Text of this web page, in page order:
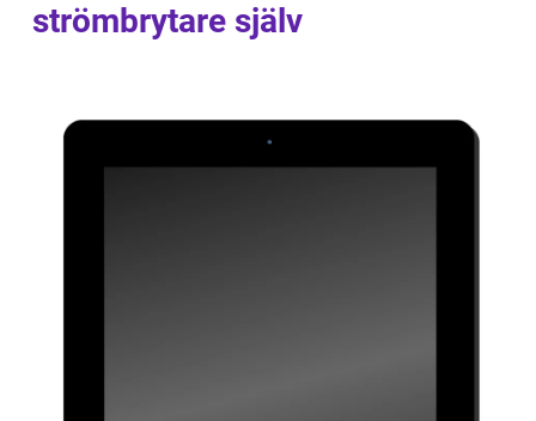
strömbrytare själv